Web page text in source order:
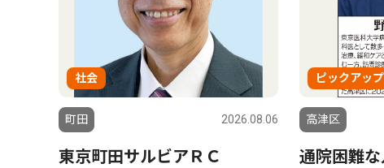
社会
町田 2026.08.06
東京町田サルビアＲＣ
ピックアップ
高津区
通院困難な